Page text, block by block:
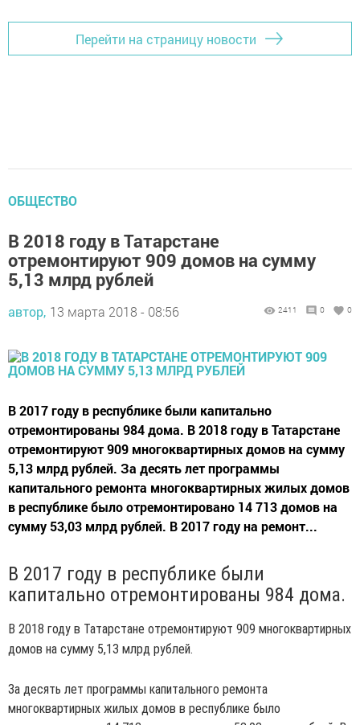
Перейти на страницу новости
ОБЩЕСТВО
В 2018 году в Татарстане
отремонтируют 909 домов на сумму
5,13 млрд рублей
автор, 13 марта 2018 - 08:56 2411 0 0
В 2017 году в республике были капитально
отремонтированы 984 дома. В 2018 году в Татарстане
отремонтируют 909 многоквартирных домов на сумму
5,13 млрд рублей. За десять лет программы
капитального ремонта многоквартирных жилых домов
в республике было отремонтировано 14 713 домов на
сумму 53,03 млрд рублей. В 2017 году на ремонт...
В 2017 году в республике были
капитально отремонтированы 984 дома.
В 2018 году в Татарстане отремонтируют 909 многоквартирных
домов на сумму 5,13 млрд рублей.
За десять лет программы капитального ремонта
многоквартирных жилых домов в республике было